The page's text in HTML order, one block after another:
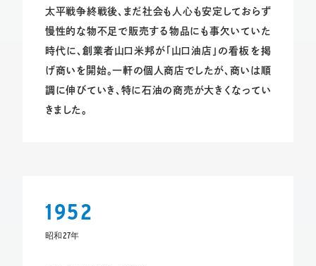
太平戦争終戦後、まだ社会も人心も安定しておらず
慢性的な物不足で販売する物品にも事欠いていた
時代に、創業者山口米邦が「山口油店」の看板を掲
げ商いを開始。一軒の個人商店でしたが、商いは順
調に伸びていき、特に石油の商売が大きくなってい
きました。
1952
昭和27年